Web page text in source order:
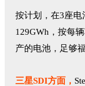
按计划，在3座电
129GWh，按每
产的电池，足够
三星SDI方面，